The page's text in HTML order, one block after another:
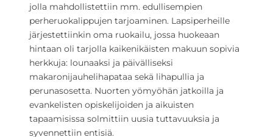
jolla mahdollistettiin mm. edullisempien
perheruokalippujen tarjoaminen. Lapsiperheille
järjestettiinkin oma ruokailu, jossa huokeaan
hintaan oli tarjolla kaikenikäisten makuun sopivia
herkkuja: lounaaksi ja päivälliseksi
makaronijauhelihapataa sekä lihapullia ja
perunasosetta. Nuorten yömyöhän jatkoilla ja
evankelisten opiskelijoiden ja aikuisten
tapaamisissa solmittiin uusia tuttavuuksia ja
syvennettiin entisiä.